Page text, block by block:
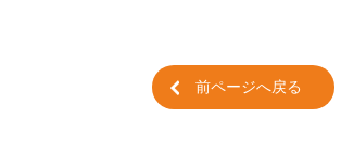
前ページへ戻る